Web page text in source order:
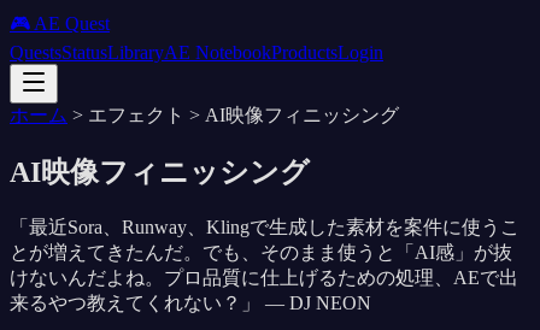
🎮 AE Quest
QuestsStatusLibraryAE NotebookProductsLogin
ホーム > エフェクト > AI映像フィニッシング
AI映像フィニッシング
「 最近Sora、Runway、Klingで生成した素材を案件に使うこ
とが増えてきたんだ。でも、そのまま使うと「AI感」が抜
けないんだよね。プロ品質に仕上げるための処理、AEで出
来るやつ教えてくれない？ 」 — DJ NEON